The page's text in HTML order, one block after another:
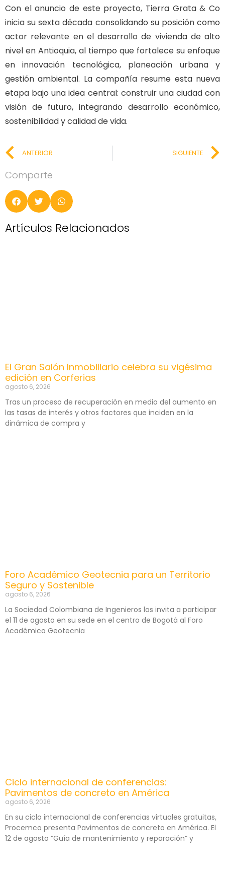
Con el anuncio de este proyecto, Tierra Grata & Co
inicia su sexta década consolidando su posición como
actor relevante en el desarrollo de vivienda de alto
nivel en Antioquia, al tiempo que fortalece su enfoque
en innovación tecnológica, planeación urbana y
gestión ambiental. La compañía resume esta nueva
etapa bajo una idea central: construir una ciudad con
visión de futuro, integrando desarrollo económico,
sostenibilidad y calidad de vida.
ANTERIOR SIGUIENTE
Comparte
Artículos Relacionados
El Gran Salón Inmobiliario celebra su vigésima
edición en Corferias
agosto 6, 2026
Tras un proceso de recuperación en medio del aumento en
las tasas de interés y otros factores que inciden en la
dinámica de compra y
Foro Académico Geotecnia para un Territorio
Seguro y Sostenible
agosto 6, 2026
La Sociedad Colombiana de Ingenieros los invita a participar
el 11 de agosto en su sede en el centro de Bogotá al Foro
Académico Geotecnia
Ciclo internacional de conferencias:
Pavimentos de concreto en América
agosto 6, 2026
En su ciclo internacional de conferencias virtuales gratuitas,
Procemco presenta Pavimentos de concreto en América. El
12 de agosto “Guía de mantenimiento y reparación” y